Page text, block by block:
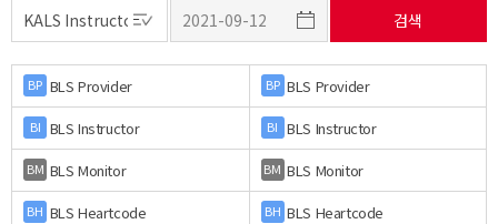
BP BLS Provider BP BLS Provider
BI BLS Instructor BI BLS Instructor
BM BLS Monitor BM BLS Monitor
BH BLS Heartcode BH BLS Heartcode